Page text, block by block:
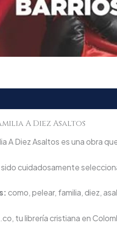
A Diez Asaltos
A Diez Asaltos es una obra
cuidadosamente
como, pelear, familia, diez,
tu librería cristiana en